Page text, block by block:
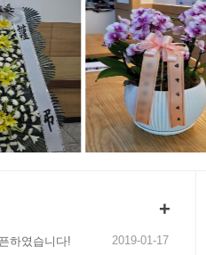
+
하였습니다!
2019-01-17